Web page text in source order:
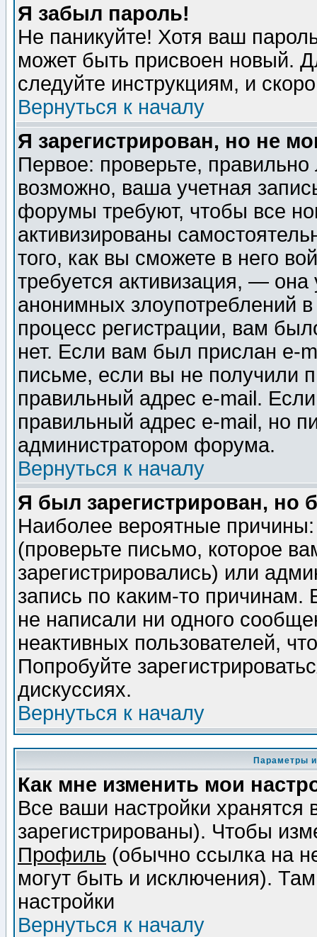
Я забыл пароль!
Не паникуйте! Хотя ваш
может быть присвоен новый.
следуйте инструкциям, и
Вернуться к началу
Я зарегистрирован, но не
Первое: проверьте,
возможно, ваша учетная
форумы требуют, чтобы все
активизированы
того, как вы сможете в него
требуется активизация, —
анонимных злоупотреблений
процесс регистрации, вам
нет. Если вам был прислан e-
письме, если вы не получили
правильный адрес e-mail.
правильный адрес e-mail, но
администратором форума.
Вернуться к началу
Я был зарегистрирован, но
Наиболее вероятные
(проверьте письмо, которое
зарегистрировались) или
запись по каким-то
не написали ни одного
неактивных пользователей,
Попробуйте
дискуссиях.
Вернуться к началу
Параметры
Как мне изменить мои
Все ваши настройки
зарегистрированы). Чтобы
Профиль (обычно ссылка на
могут быть и исключения).
настройки
Вернуться к началу